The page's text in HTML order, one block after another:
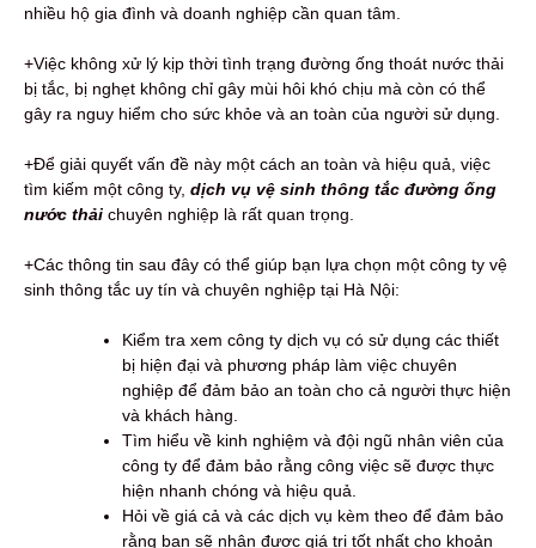
nhiều hộ gia đình và doanh nghiệp cần quan tâm.
+Việc không xử lý kịp thời tình trạng đường ống thoát nước thải
bị tắc, bị nghẹt không chỉ gây mùi hôi khó chịu mà còn có thể
gây ra nguy hiểm cho sức khỏe và an toàn của người sử dụng.
+Để giải quyết vấn đề này một cách an toàn và hiệu quả, việc
tìm kiếm một công ty, dịch vụ vệ sinh thông tắc đường ống
nước thải chuyên nghiệp là rất quan trọng.
+Các thông tin sau đây có thể giúp bạn lựa chọn một công ty vệ
sinh thông tắc uy tín và chuyên nghiệp tại Hà Nội:
Kiểm tra xem công ty dịch vụ có sử dụng các thiết
bị hiện đại và phương pháp làm việc chuyên
nghiệp để đảm bảo an toàn cho cả người thực hiện
và khách hàng.
Tìm hiểu về kinh nghiệm và đội ngũ nhân viên của
công ty để đảm bảo rằng công việc sẽ được thực
hiện nhanh chóng và hiệu quả.
Hỏi về giá cả và các dịch vụ kèm theo để đảm bảo
rằng bạn sẽ nhận được giá trị tốt nhất cho khoản